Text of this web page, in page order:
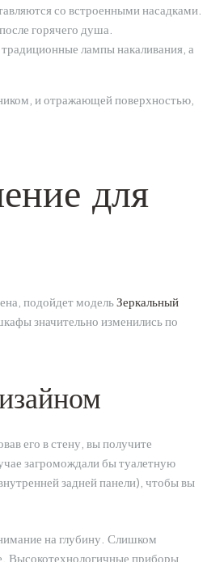
со встроенными насадками.
горячего душа.
лампы накаливания, а
и отражающей поверхностью,
для
подойдет модель Зеркальный
значительно изменились по
его в стену, вы получите
загромождали бы туалетную
задней панели), чтобы вы
на глубину. Слишком
Высокотехнологичные приборы